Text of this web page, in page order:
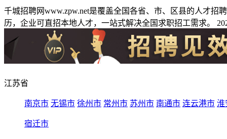
千城招聘网www.zpw.net是覆盖全国各省、市、区县的人才
历，企业可直招本地人才，一站式解决全国求职招工需求。
江苏省
南京市 无锡市 徐州市 常州市 苏州市 南通市 连云港市 淮
宿迁市